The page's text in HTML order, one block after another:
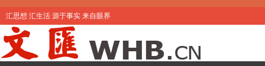
汇思想 汇生活 源于事实 来自眼界